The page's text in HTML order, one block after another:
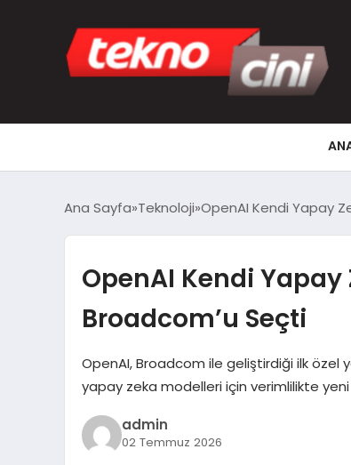
Ana Sayfa Teknoloji OpenAI Kendi Yapay
OpenAI Kendi Yapay
Broadcom’u Seçti
OpenAI, Broadcom ile geliştirdiği ilk özel
yapay zeka modelleri için verimlilikte
admin
02 Temmuz 2026